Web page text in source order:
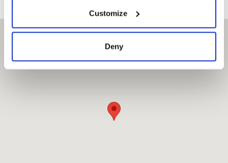
Customize
Deny